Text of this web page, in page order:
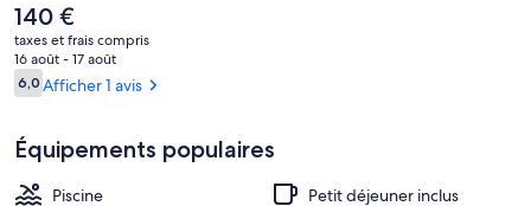
Le
prix
actuel
est
de
140 €
taxes et frais compris
16 août - 17 août
Avis
voyageurs
6,06,0 sur 10
Afficher 1 avis
Équipements populaires
Piscine
Petit déjeuner inclus